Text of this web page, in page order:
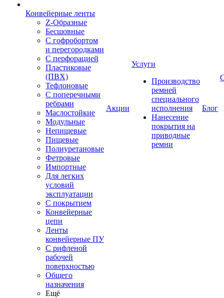
Конвейерные ленты
Z-Образные
Бесшовные
С гофробортом
и перегородками
С перфорацией
Пластиковые
(ПВХ)
Тефлоновые
С поперечными
ребрами
Маслостойкие
Модульные
Непищевые
Пищевые
Полиуретановые
Фетровые
Импортные
Для легких
условий
эксплуатации
С покрытием
Конвейерные
цепи
Ленты
конвейерные ПУ
С рифленой
рабочей
поверхностью
Общего
назначения
Ещё
Акции
Услуги
Производство
ремней
специального
исполнения
Нанесение
покрытия на
приводные
ремни
Блог